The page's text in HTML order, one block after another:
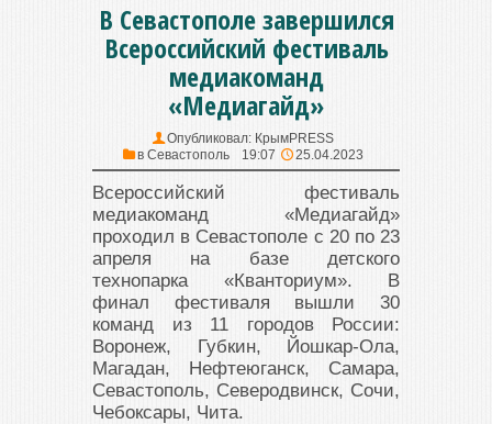
В Севастополе завершился
Всероссийский фестиваль
медиакоманд
«Медиагайд»
Опубликовал: КрымPRESS
в Севастополь 19:07 25.04.2023
Всероссийский фестиваль
медиакоманд «Медиагайд»
проходил в Севастополе с 20 по 23
апреля на базе детского
технопарка «Кванториум». В
финал фестиваля вышли 30
команд из 11 городов России:
Воронеж, Губкин, Йошкар-Ола,
Магадан, Нефтеюганск, Самара,
Севастополь, Северодвинск, Сочи,
Чебоксары, Чита.